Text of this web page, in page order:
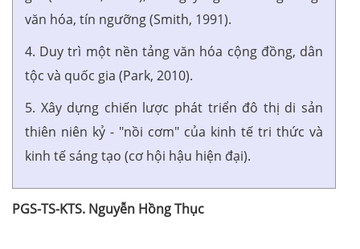
văn hóa, tín ngưỡng (Smith, 1991).
4. Duy trì một nền tảng văn hóa cộng đồng, dân
tộc và quốc gia (Park, 2010).
5. Xây dựng chiến lược phát triển đô thị di sản
thiên niên kỷ - "nồi cơm" của kinh tế tri thức và
kinh tế sáng tạo (cơ hội hậu hiện đại).
PGS-TS-KTS. Nguyễn Hồng Thục